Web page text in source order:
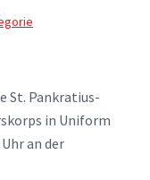
St. Pankratius-
in Uniform
an der